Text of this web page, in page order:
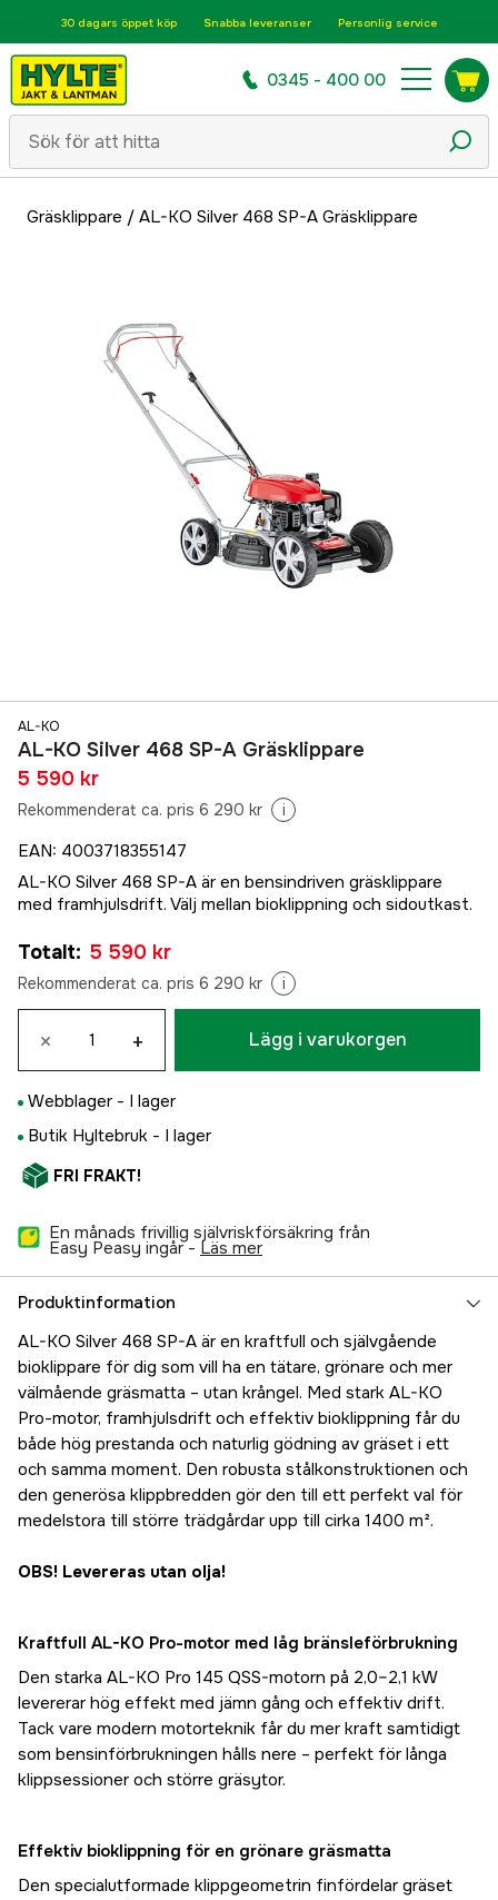
30 dagars öppet köp Snabba leveranser Personlig service
0345 - 400 00
Gräsklippare / AL-KO Silver 468 SP-A Gräsklippare
AL-KO
AL-KO Silver 468 SP-A Gräsklippare
5 590 kr
Rekommenderat ca. pris 6 290 kr i
EAN: 4003718355147
AL-KO Silver 468 SP-A är en bensindriven gräsklippare
med framhjulsdrift. Välj mellan bioklippning och sidoutkast.
Totalt: 5 590 kr
Rekommenderat ca. pris 6 290 kr i
× + Lägg i varukorgen
Webblager - I lager
Butik Hyltebruk - I lager
FRI FRAKT!
En månads frivillig självriskförsäkring från
Easy Peasy ingår - läs mer
Produktinformation
AL-KO Silver 468 SP-A är en kraftfull och självgående
bioklippare för dig som vill ha en tätare, grönare och mer
välmående gräsmatta – utan krångel. Med stark AL-KO
Pro-motor, framhjulsdrift och effektiv bioklippning får du
både hög prestanda och naturlig gödning av gräset i ett
och samma moment. Den robusta stålkonstruktionen och
den generösa klippbredden gör den till ett perfekt val för
medelstora till större trädgårdar upp till cirka 1400 m².
OBS! Levereras utan olja!
Kraftfull AL-KO Pro-motor med låg bränsleförbrukning
Den starka AL-KO Pro 145 QSS-motorn på 2,0–2,1 kW
levererar hög effekt med jämn gång och effektiv drift.
Tack vare modern motorteknik får du mer kraft samtidigt
som bensinförbrukningen hålls nere – perfekt för långa
klippsessioner och större gräsytor.
Effektiv bioklippning för en grönare gräsmatta
Den specialutformade klippgeometrin finfördelar gräset